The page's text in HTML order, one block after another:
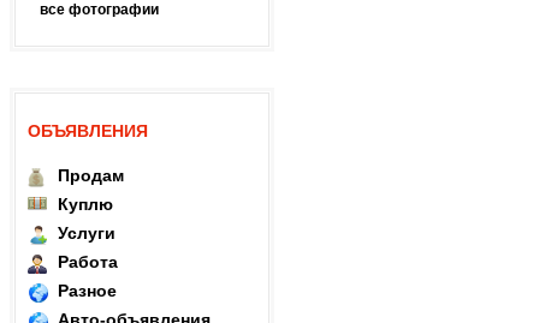
все фотографии
ОБЪЯВЛЕНИЯ
Продам
Куплю
Услуги
Работа
Разное